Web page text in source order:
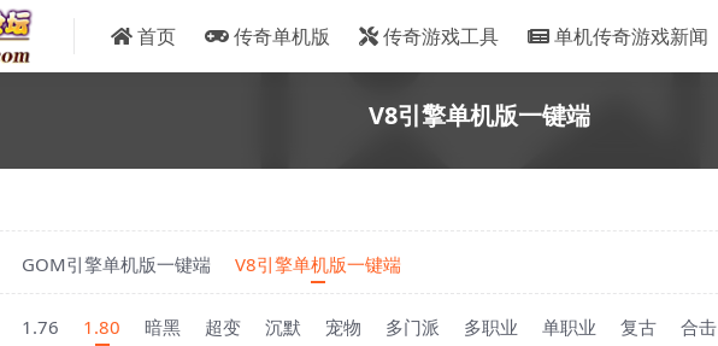
首页 传奇单机版 传奇游戏工具 单机传奇游戏新闻
V8引擎单机版一键端
GOM引擎单机版一键端 V8引擎单机版一键端
1.76 1.80 暗黑 超变 沉默 宠物 多门派 多职业 单职业 复古 合击